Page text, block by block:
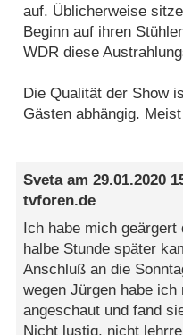
auf. Üblicherweise
Beginn auf ihren
WDR diese
Die Qualität der Show
Gästen abhängig.
Svetaam29.01.2020
tvforen.de
Ich habe mich geärgert
halbe Stunde später
Anschluß an die
wegen Jürgen habe
angeschaut und fand
Nicht lustig, nicht